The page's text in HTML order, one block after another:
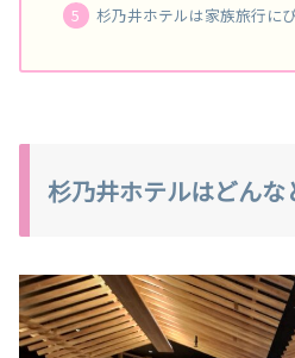
杉乃井ホテルは家族旅行に
杉乃井ホテルはどんな